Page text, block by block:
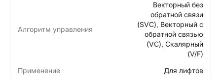
Алгоритм управления
Векторный без
обратной связи
(SVC), Векторный с
обратной связью
(VC), Скалярный
(V/F)
Применение
Для лифтов